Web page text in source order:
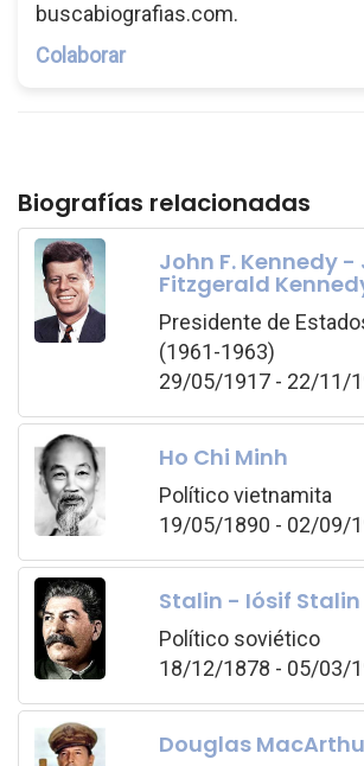
buscabiografias.com.
Colaborar
Biografías relacionadas
John F. Kennedy -
Fitzgerald
Presidente de
(1961-1963)
29/05/1917 - 22/11/
Ho Chi Minh
Político vietnamita
19/05/1890 - 02/09/
Stalin - Iósif Stalin
Político soviético
18/12/1878 - 05/03/
Douglas